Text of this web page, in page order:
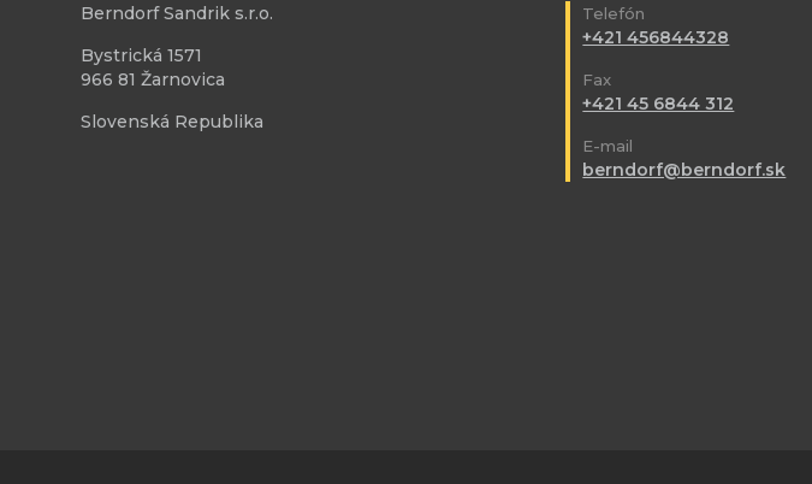
Berndorf Sandrik s.r.o.
Bystrická 1571
966 81 Žarnovica
Slovenská Republika
Telefón
+421 456844328
Fax
+421 45 6844 312
E-mail
berndorf@berndorf.sk